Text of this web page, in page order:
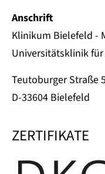
Anschrift
Klinikum Bielefeld -
Universitätsklinik
Teutoburger Straße
D-33604 Bielefeld
ZERTIFIKATE